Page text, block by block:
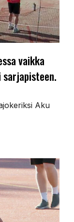
vaikka
sarjapisteen.
Aku